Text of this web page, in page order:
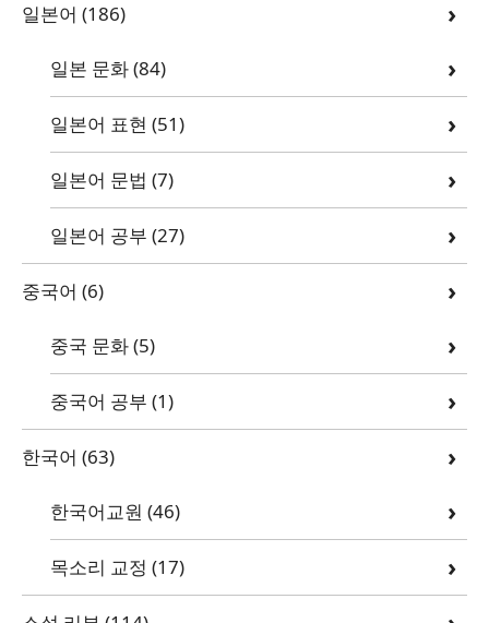
일본어 (186)
일본 문화(84)
일본어 표현 (51)
일본어 문법 (7)
일본어 공부 (27)
중국어 (6)
중국 문화(5)
중국어 공부 (1)
한국어 (63)
한국어교원 (46)
목소리 교정 (17)